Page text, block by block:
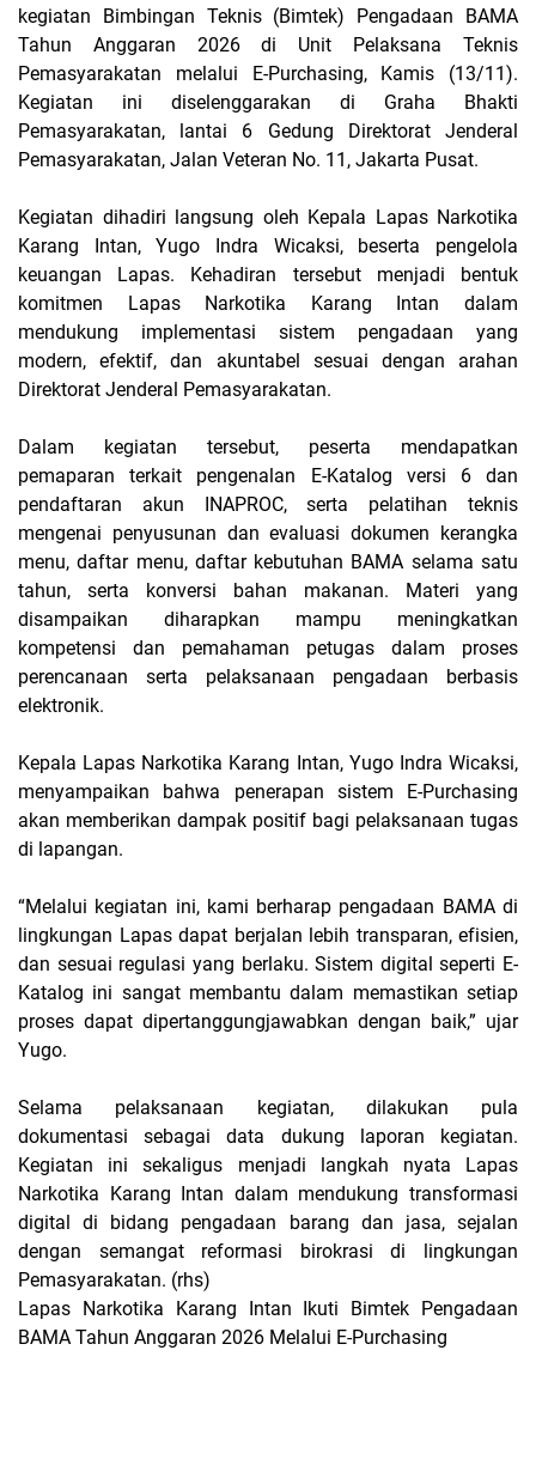
kegiatan Bimbingan Teknis (Bimtek) Pengadaan BAMA
Tahun Anggaran 2026 di Unit Pelaksana Teknis
Pemasyarakatan melalui E-Purchasing, Kamis (13/11).
Kegiatan ini diselenggarakan di Graha Bhakti
Pemasyarakatan, lantai 6 Gedung Direktorat Jenderal
Pemasyarakatan, Jalan Veteran No. 11, Jakarta Pusat.
Kegiatan dihadiri langsung oleh Kepala Lapas Narkotika
Karang Intan, Yugo Indra Wicaksi, beserta pengelola
keuangan Lapas. Kehadiran tersebut menjadi bentuk
komitmen Lapas Narkotika Karang Intan dalam
mendukung implementasi sistem pengadaan yang
modern, efektif, dan akuntabel sesuai dengan arahan
Direktorat Jenderal Pemasyarakatan.
Dalam kegiatan tersebut, peserta mendapatkan
pemaparan terkait pengenalan E-Katalog versi 6 dan
pendaftaran akun INAPROC, serta pelatihan teknis
mengenai penyusunan dan evaluasi dokumen kerangka
menu, daftar menu, daftar kebutuhan BAMA selama satu
tahun, serta konversi bahan makanan. Materi yang
disampaikan diharapkan mampu meningkatkan
kompetensi dan pemahaman petugas dalam proses
perencanaan serta pelaksanaan pengadaan berbasis
elektronik.
Kepala Lapas Narkotika Karang Intan, Yugo Indra Wicaksi,
menyampaikan bahwa penerapan sistem E-Purchasing
akan memberikan dampak positif bagi pelaksanaan tugas
di lapangan.
“Melalui kegiatan ini, kami berharap pengadaan BAMA di
lingkungan Lapas dapat berjalan lebih transparan, efisien,
dan sesuai regulasi yang berlaku. Sistem digital seperti E-
Katalog ini sangat membantu dalam memastikan setiap
proses dapat dipertanggungjawabkan dengan baik,” ujar
Yugo.
Selama pelaksanaan kegiatan, dilakukan pula
dokumentasi sebagai data dukung laporan kegiatan.
Kegiatan ini sekaligus menjadi langkah nyata Lapas
Narkotika Karang Intan dalam mendukung transformasi
digital di bidang pengadaan barang dan jasa, sejalan
dengan semangat reformasi birokrasi di lingkungan
Pemasyarakatan. (rhs)
Lapas Narkotika Karang Intan Ikuti Bimtek Pengadaan
BAMA Tahun Anggaran 2026 Melalui E-Purchasing